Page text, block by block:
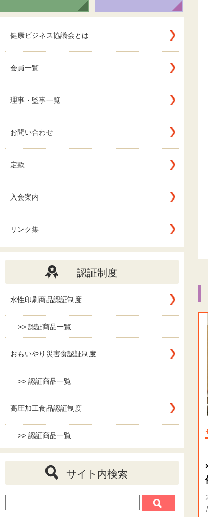
健康ビジネス協議会とは
会員一覧
理事・監事一覧
お問い合わせ
定款
入会案内
リンク集
認証制度
水性印刷商品認証制度
>> 認証商品一覧
おもいやり災害食認証制度
>> 認証商品一覧
高圧加工食品認証制度
>> 認証商品一覧
サイト内検索